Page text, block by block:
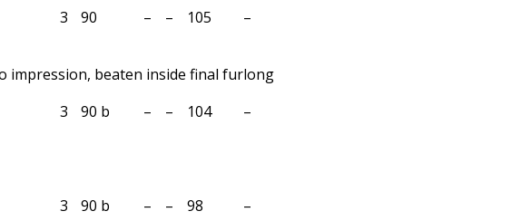
3 90 – – 105
–
impression, beaten inside final furlong
3 90 b – – 104
–
3 90 b – – 98 –